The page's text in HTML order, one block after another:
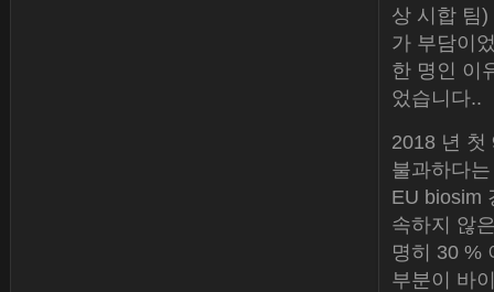
상 시합 팀
가 부담이
한 명인 이
었습니다..
2018 년 첫
불과하다
EU biosim
속하지 않
명히 30 %
부분이 바